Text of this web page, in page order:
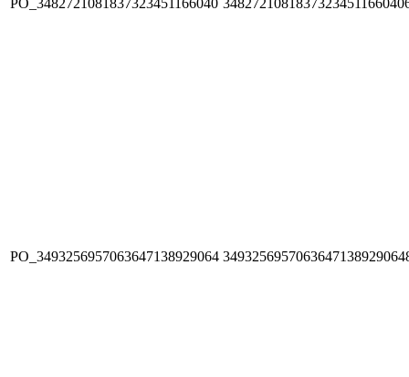
PO_3482721081837323451166040
PO_3493256957063647138929064